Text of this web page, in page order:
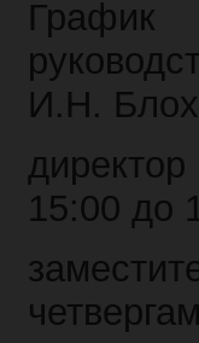
И.Н.
15:00 до